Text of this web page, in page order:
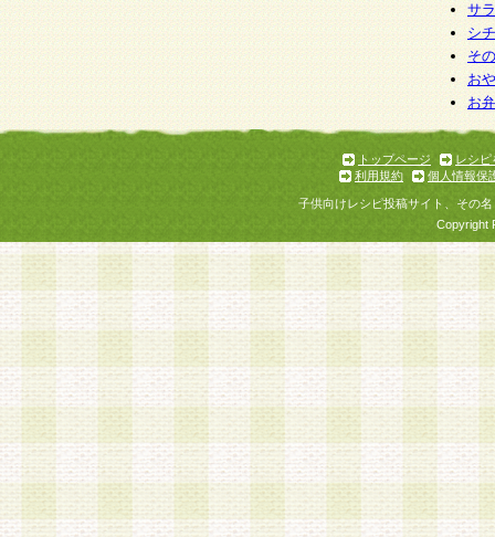
サ
シ
そ
お
お
トップページ
レシピ
利用規約
個人情報保
子供向けレシピ投稿サイト、その
Copyright